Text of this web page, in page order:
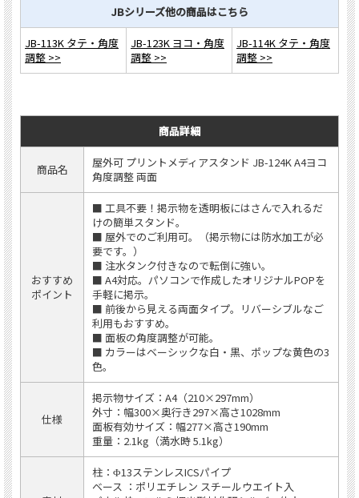
JBシリーズ他の商品はこちら
JB-113K タテ・角度
調整 >>
JB-123K ヨコ・角度
調整 >>
JB-114K タテ・角度
調整 >>
商品詳細
商品名
屋外可 プリントメディアスタンド JB-124K A4ヨコ
角度調整 両面
おすすめ
ポイント
■ 工具不要！掲示物を透明板にはさんで入れるだ
けの簡単スタンド。
■ 屋外でのご利用可。（掲示物には防水加工が必
要です。）
■ 注水タンク付きなので転倒に強い。
■ A4対応。パソコンで作成したオリジナルPOPを
手軽に掲示。
■ 前後から見える両面タイプ。リバーシブルなご
利用もおすすめ。
■ 面板の角度調整が可能。
■ カラーはベーシックな白・黒、ポップな黄色の3
色。
仕様
掲示物サイズ：A4（210×297mm）
外寸：幅300×奥行き297×高さ1028mm
面板有効サイズ：幅277×高さ190mm
重量：2.1kg（満水時 5.1kg）
柱：Φ13ステンレスICSパイプ
ベース ：ポリエチレン スチールウエイト入